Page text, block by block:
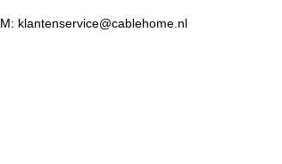
M: klantenservice@cablehome.nl